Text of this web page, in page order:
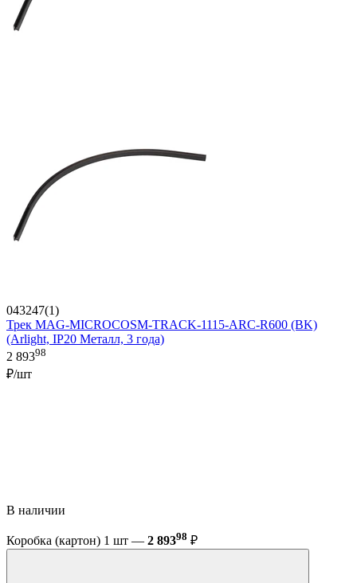
043247(1)
Трек MAG-MICROCOSM-TRACK-1115-ARC-R600 (BK)
(Arlight, IP20 Металл, 3 года)
2 89398
₽/шт
В наличии
Коробка (картон) 1 шт — 2 89398 ₽